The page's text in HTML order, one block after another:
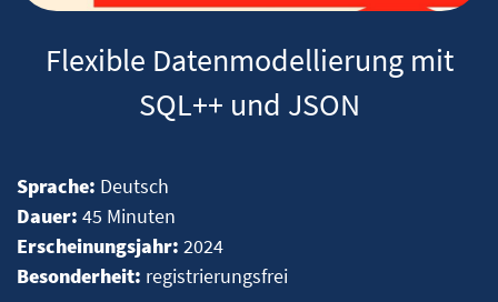
Flexible Datenmodellierung mit
SQL++ und JSON
Sprache: Deutsch
Dauer: 45 Minuten
Erscheinungsjahr: 2024
Besonderheit: registrierungsfrei